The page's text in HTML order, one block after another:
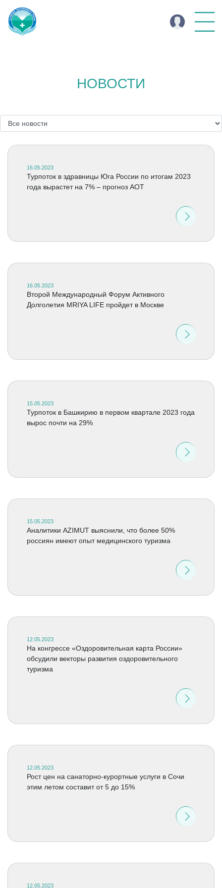
НОВОСТИ
16.05.2023
Турпоток в здравницы Юга России по итогам 2023
года вырастет на 7% – прогноз АОТ
16.05.2023
Второй Международный Форум Активного
Долголетия MRIYA LIFE пройдет в Москве
15.05.2023
Турпоток в Башкирию в первом квартале 2023 года
вырос почти на 29%
15.05.2023
Аналитики AZIMUT выяснили, что более 50%
россиян имеют опыт медицинского туризма
12.05.2023
На конгрессе «Оздоровительная карта России»
обсудили векторы развития оздоровительного
туризма
12.05.2023
Рост цен на санаторно-курортные услуги в Сочи
этим летом составит от 5 до 15%
12.05.2023